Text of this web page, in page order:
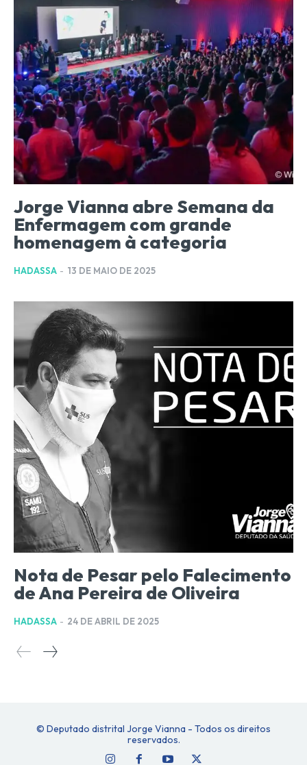
Jorge Vianna abre Semana da
Enfermagem com grande
homenagem à categoria
HADASSA - 13 DE MAIO DE 2025
Nota de Pesar pelo Falecimento
de Ana Pereira de Oliveira
HADASSA - 24 DE ABRIL DE 2025
© Deputado distrital Jorge Vianna - Todos os direitos
reservados.